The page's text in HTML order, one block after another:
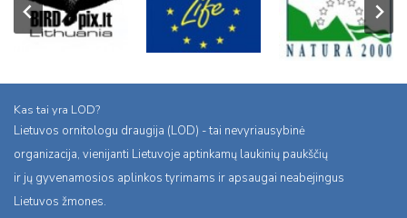
Kas tai yra LOD?
Lietuvos ornitologu draugija (LOD) - tai nevyriausybinė
organizacija, vienijanti Lietuvoje aptinkamų laukinių paukščių
ir jų gyvenamosios aplinkos tyrimams ir apsaugai neabejingus
Lietuvos žmones.